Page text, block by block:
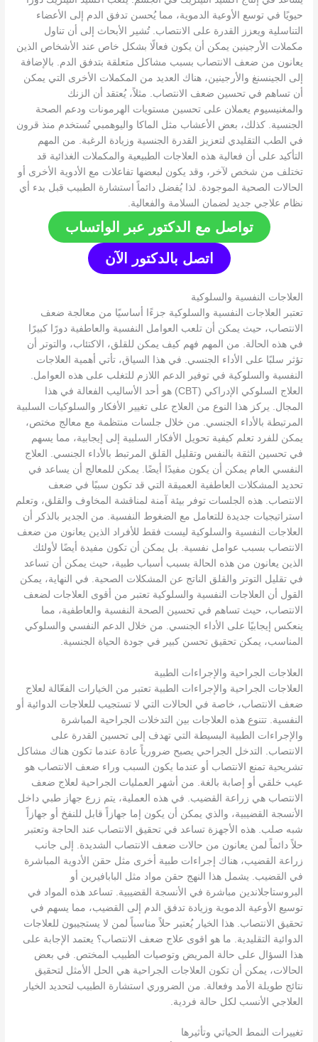
حيويًا في توسع الأوعية الدموية، مما يُحسن تدفق الدم إلى الأعضاء
التناسلية ويعزز القدرة على الانتصاب. تُشير الأبحاث إلى أن تناول
مكملات الأرجينين يمكن أن يكون فعالًا بشكل خاص عند الأشخاص الذين
يعانون من ضعف الانتصاب بسبب مشاكل متعلقة بتدفق الدم. بالإضافة
إلى الجينسنغ والأرجينين، هناك العديد من المكملات الأخرى التي يمكن
أن تساهم في تحسين ضعف الانتصاب. مثلاً، يُعتقد أن الزنك
والمغنيسيوم يعملان على تحسين مستويات الهرمونات ودعم الصحة
الجنسية. كذلك، بعض الأعشاب مثل الماكا واليوهمبي تُستخدم منذ قرون
في الطب التقليدي لتعزيز القدرة الجنسية وزيادة الرغبة. من المهم
التأكيد على أن فعالية هذه العلاجات الطبيعية والمكملات الغذائية قد
تختلف من شخص لآخر، وقد يكون لبعضها تفاعلات مع الأدوية الأخرى أو
الحالات الصحية الموجودة. لذا يُفضل دائماً استشارة الطبيب قبل بدء أي
نظام علاجي جديد لضمان السلامة والفعالية.
تواصل مع الدكتور عبر الواتساب
اتصل بالدكتور الآن
العلاجات النفسية والسلوكية
تعتبر العلاجات النفسية والسلوكية جزءًا أساسيًا من معالجة ضعف
الانتصاب، حيث يمكن أن تلعب العوامل النفسية والعاطفية دورًا كبيرًا
في هذه الحالة. من المهم فهم كيف يمكن للقلق، الاكتئاب، والتوتر أن
تؤثر سلبًا على الأداء الجنسي. في هذا السياق، تأتي أهمية العلاجات
النفسية والسلوكية في توفير الدعم اللازم للتغلب على هذه العوامل.
العلاج السلوكي الإدراكي (CBT) هو أحد الأساليب الفعالة في هذا
المجال. يركز هذا النوع من العلاج على تغيير الأفكار والسلوكيات السلبية
المرتبطة بالأداء الجنسي. من خلال جلسات منتظمة مع معالج مختص،
يمكن للفرد تعلم كيفية تحويل الأفكار السلبية إلى إيجابية، مما يسهم
في تحسين الثقة بالنفس وتقليل القلق المرتبط بالأداء الجنسي. العلاج
النفسي العام يمكن أن يكون مفيدًا أيضًا. يمكن للمعالج أن يساعد في
تحديد المشكلات العاطفية العميقة التي قد تكون سببًا في ضعف
الانتصاب. هذه الجلسات توفر بيئة آمنة لمناقشة المخاوف والقلق، وتعلم
استراتيجيات جديدة للتعامل مع الضغوط النفسية. من الجدير بالذكر أن
العلاجات النفسية والسلوكية ليست فقط للأفراد الذين يعانون من ضعف
الانتصاب بسبب عوامل نفسية. بل يمكن أن تكون مفيدة أيضًا لأولئك
الذين يعانون من هذه الحالة بسبب أسباب طبية، حيث يمكن أن تساعد
في تقليل التوتر والقلق الناتج عن المشكلات الصحية. في النهاية، يمكن
القول أن العلاجات النفسية والسلوكية تعتبر من أقوى العلاجات لضعف
الانتصاب، حيث تساهم في تحسين الصحة النفسية والعاطفية، مما
ينعكس إيجابيًا على الأداء الجنسي. من خلال الدعم النفسي والسلوكي
المناسب، يمكن تحقيق تحسن كبير في جودة الحياة الجنسية.
العلاجات الجراحية والإجراءات الطبية
العلاجات الجراحية والإجراءات الطبية تعتبر من الخيارات الفعّالة لعلاج
ضعف الانتصاب، خاصة في الحالات التي لا تستجيب للعلاجات الدوائية أو
النفسية. تتنوع هذه العلاجات بين التدخلات الجراحية المباشرة
والإجراءات الطبية البسيطة التي تهدف إلى تحسين القدرة على
الانتصاب. التدخل الجراحي يصبح ضرورياً عادة عندما تكون هناك مشاكل
تشريحية تمنع الانتصاب أو عندما يكون السبب وراء ضعف الانتصاب هو
عيب خلقي أو إصابة بالغة. من أشهر العمليات الجراحية لعلاج ضعف
الانتصاب هي زراعة القضيب. في هذه العملية، يتم زرع جهاز طبي داخل
الأنسجة القضيبية، والذي يمكن أن يكون إما جهازاً قابل للنفخ أو جهازاً
شبه صلب. هذه الأجهزة تساعد في تحقيق الانتصاب عند الحاجة وتعتبر
حلاً دائماً لمن يعانون من حالات ضعف الانتصاب الشديدة. إلى جانب
زراعة القضيب، هناك إجراءات طبية أخرى مثل حقن الأدوية المباشرة
في القضيب. يشمل هذا النهج حقن مواد مثل البابافيرين أو
البروستاجلاندين مباشرة في الأنسجة القضيبية. تساعد هذه المواد في
توسيع الأوعية الدموية وزيادة تدفق الدم إلى القضيب، مما يسهم في
تحقيق الانتصاب. هذا الخيار يُعتبر حلاً مناسباً لمن لا يستجيبون للعلاجات
الدوائية التقليدية. ما هو اقوى علاج ضعف الانتصاب؟ يعتمد الإجابة على
هذا السؤال على حالة المريض وتوصيات الطبيب المختص. في بعض
الحالات، يمكن أن تكون العلاجات الجراحية هي الحل الأمثل لتحقيق
نتائج طويلة الأمد وفعالة. من الضروري استشارة الطبيب لتحديد الخيار
العلاجي الأنسب لكل حالة فردية.
تغييرات النمط الحياتي وتأثيرها